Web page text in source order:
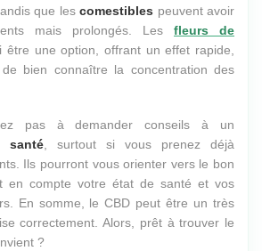
que les comestibles peuvent avoir
mais prolongés. Les fleurs de
être une option, offrant un effet rapide,
bien connaître la concentration des
pas à demander conseils à un
santé, surtout si vous prenez déjà
Ils pourront vous orienter vers le bon
en compte votre état de santé et vos
En somme, le CBD peut être un très
correctement. Alors, prêt à trouver le
?